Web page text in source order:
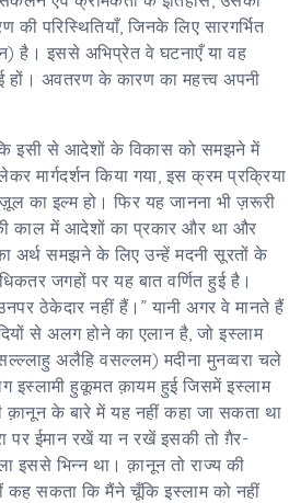
जिनके लिए सारगर्भित
है। इससे अभिप्रेत वे घटनाएँ या वह
अवतरण के कारण का महत्त्व अपनी
इसी से आदेशों के विकास को समझने में
मार्गदर्शन किया गया, इस क्रम प्रक्रिया
का इल्म हो। फिर यह जानना भी ज़रूरी
काल में आदेशों का प्रकार और था और
अर्थ समझने के लिए उन्हें मदनी सूरतों के
जगहों पर यह बात वर्णित हुई है।
ठेकेदार नहीं हैं।” यानी अगर वे मानते हैं
से अलग होने का एलान है, जो इस्लाम
अलैहि वसल्लम) मदीना मुनव्वरा चले
हुकूमत क़ायम हुई जिसमें इस्लाम
क़ानून के बारे में यह नहीं कहा जा सकता था
पर ईमान रखें या न रखें इसकी तो ग़ैर-
इससे भिन्न था। क़ानून तो राज्य की
कह सकता कि मैंने चूँकि इस्लाम को नहीं